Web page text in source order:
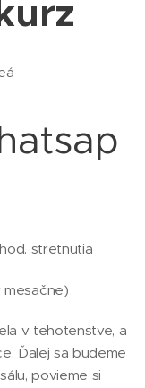
stretnutia
v tehotenstve, a
Ďalej sa budeme
povieme si